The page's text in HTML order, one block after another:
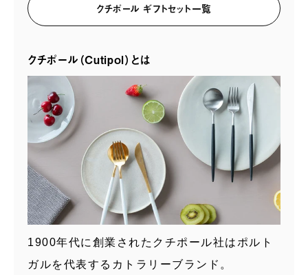
クチポール ギフトセット一覧
クチポール（Cutipol）とは
1900年代に創業されたクチポール社はポルト
ガルを代表するカトラリーブランド。